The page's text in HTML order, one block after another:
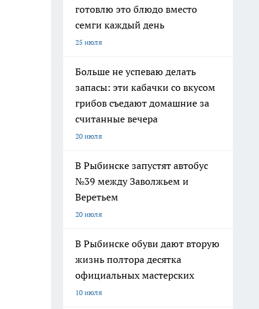
готовлю это блюдо вместо
семги каждый день
25 июля
Больше не успеваю делать
запасы: эти кабачки со вкусом
грибов съедают домашние за
считанные вечера
20 июля
В Рыбинске запустят автобус
№39 между Заволжьем и
Веретьем
20 июля
В Рыбинске обуви дают вторую
жизнь полтора десятка
официальных мастерских
10 июля